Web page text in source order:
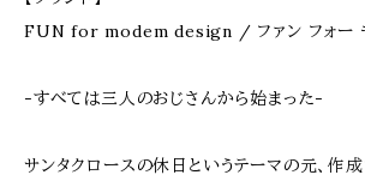
FUN for modem design / ファン フォー
-すべては三人のおじさんから始まった-
サンタクロースの休日というテーマの元、作